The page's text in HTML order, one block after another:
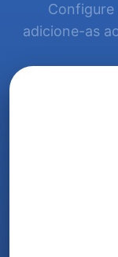
Configure
adicione-as